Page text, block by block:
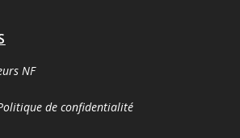
NF
de confidentialité